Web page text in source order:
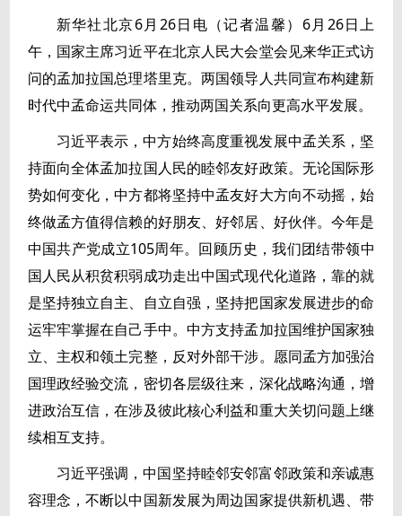
新华社北京6月26日电（记者温馨）6月26日上
午，国家主席习近平在北京人民大会堂会见来华正式访
问的孟加拉国总理塔里克。两国领导人共同宣布构建新
时代中孟命运共同体，推动两国关系向更高水平发展。
习近平表示，中方始终高度重视发展中孟关系，坚
持面向全体孟加拉国人民的睦邻友好政策。无论国际形
势如何变化，中方都将坚持中孟友好大方向不动摇，始
终做孟方值得信赖的好朋友、好邻居、好伙伴。今年是
中国共产党成立105周年。回顾历史，我们团结带领中
国人民从积贫积弱成功走出中国式现代化道路，靠的就
是坚持独立自主、自立自强，坚持把国家发展进步的命
运牢牢掌握在自己手中。中方支持孟加拉国维护国家独
立、主权和领土完整，反对外部干涉。愿同孟方加强治
国理政经验交流，密切各层级往来，深化战略沟通，增
进政治互信，在涉及彼此核心利益和重大关切问题上继
续相互支持。
习近平强调，中国坚持睦邻安邻富邻政策和亲诚惠
容理念，不断以中国新发展为周边国家提供新机遇、带